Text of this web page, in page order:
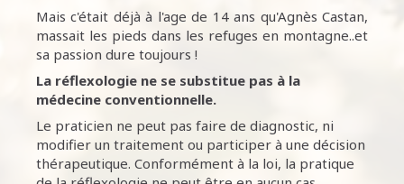
Mais c'était déjà à l'age de 14 ans qu'Agnès Castan,
massait les pieds dans les refuges en montagne..et
sa passion dure toujours !
La réflexologie ne se substitue pas à la
médecine conventionnelle.
Le praticien ne peut pas faire de diagnostic, ni
modifier un traitement ou participer à une décision
thérapeutique. Conformément à la loi, la pratique